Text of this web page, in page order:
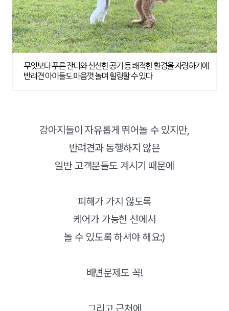
강아지들이 자유롭게 뛰어놀 수 있지만,
반려견과 동행하지 않은
일반 고객분들도 계시기 때문에
피해가 가지 않도록
케어가 가능한 선에서
놀 수 있도록 하셔야 해요:)
배변문제도 꼭!
그리고 근처에